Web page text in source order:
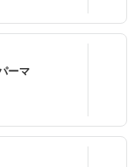
ーマ